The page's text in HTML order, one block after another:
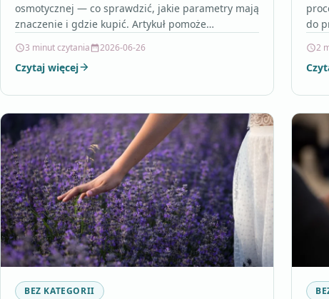
osmotycznej — co sprawdzić, jakie parametry mają
znaczenie i gdzie kupić. Artykuł pomoże
3 minut czytania 2026-06-26
Czytaj więcej
do
2
BEZ KATEGORII